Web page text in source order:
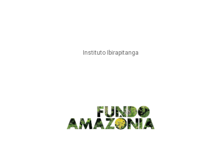
Instituto Ibirapitanga